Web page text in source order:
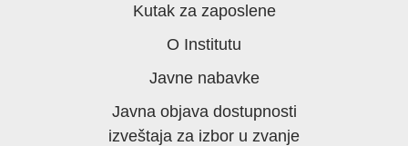
Kutak za zaposlene
O Institutu
Javne nabavke
Javna objava dostupnosti
izveštaja za izbor u zvanje